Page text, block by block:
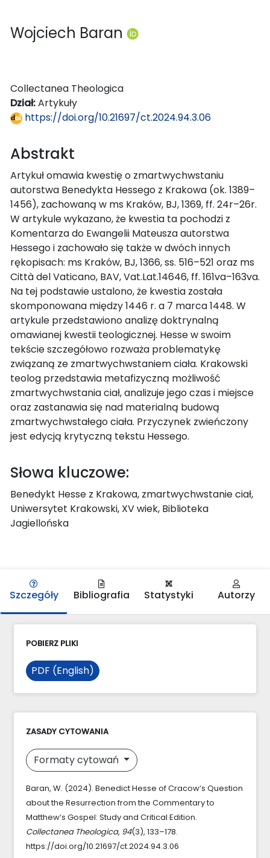
Wojciech Baran
Collectanea Theologica
Dział:Artykuły
https://doi.org/10.21697/ct.2024.94.3.06
Abstrakt
Artykuł omawia kwestię o zmartwychwstaniu
autorstwa Benedykta Hessego z Krakowa (ok. 1389–
1456), zachowaną w ms Kraków, BJ, 1369, ff. 24r–26r.
W artykule wykazano, że kwestia ta pochodzi z
Komentarza do Ewangelii Mateusza autorstwa
Hessego i zachowało się także w dwóch innych
rękopisach: ms Kraków, BJ, 1366, ss. 516–521 oraz ms
Città del Vaticano, BAV, Vat.Lat.14646, ff. 161va–163va.
Na tej podstawie ustalono, że kwestia została
skomponowana między 1446 r. a 7 marca 1448. W
artykule przedstawiono analizę doktrynalną
omawianej kwestii teologicznej. Hesse w swoim
tekście szczegółowo rozważa problematykę
związaną ze zmartwychwstaniem ciała. Krakowski
teolog przedstawia metafizyczną możliwość
zmartwychwstania ciał, analizuje jego czas i miejsce
oraz zastanawia się nad materialną budową
zmartwychwstałego ciała. Przyczynek zwieńczony
jest edycją krytyczną tekstu Hessego.
Słowa kluczowe:
Benedykt Hesse z Krakowa, zmartwychwstanie ciał,
Uniwersytet Krakowski, XV wiek, Biblioteka
Jagiellońska
Szczegóły Bibliografia Statystyki Autorzy
POBIERZ PLIKI
PDF (English)
ZASADY CYTOWANIA
Formaty cytowań
Baran, W. (2024). Benedict Hesse of Cracow’s Question
about the Resurrection from the Commentary to
Matthew’s Gospel: Study and Critical Edition.
Collectanea Theologica, 94(3), 133–178.
https://doi.org/10.21697/ct.2024.94.3.06